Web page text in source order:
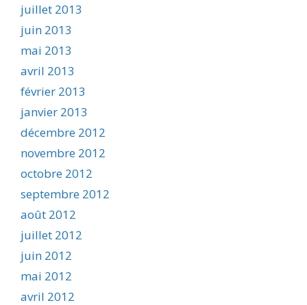
juillet 2013
juin 2013
mai 2013
avril 2013
février 2013
janvier 2013
décembre 2012
novembre 2012
octobre 2012
septembre 2012
août 2012
juillet 2012
juin 2012
mai 2012
avril 2012